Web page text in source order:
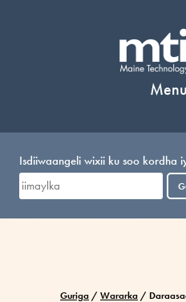
Menu
Isdiiwaangeli wixii ku soo kordha
Guriga / Wararka /